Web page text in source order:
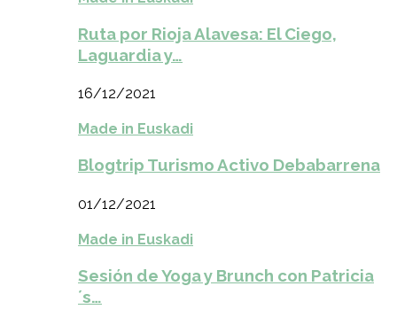
Ruta por Rioja Alavesa: El Ciego,
Laguardia y…
16/12/2021
Made in Euskadi
Blogtrip Turismo Activo Debabarrena
01/12/2021
Made in Euskadi
Sesión de Yoga y Brunch con Patricia
´s…